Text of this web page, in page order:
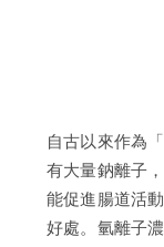
自古以來作為
有大量鈉離子
能促進腸道活
好處。氫離子